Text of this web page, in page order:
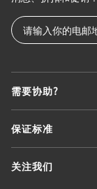
需要协助?
保证标准
关注我们